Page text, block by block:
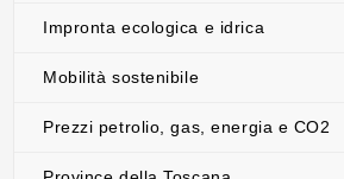
Impronta ecologica e idrica
Mobilità sostenibile
Prezzi petrolio, gas, energia e CO2